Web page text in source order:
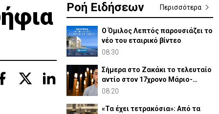
Ροή Ειδήσεων Περισσότερα
Ο Όμιλος Λεπτός παρουσιάζει το
νέο του εταιρικό βίντεο
08:30
Σήμερα στο Ζακάκι το τελευταίο
αντίο στον 17χρονο Μάριο-
Γαβριήλ
08:20
«Τα έχει τετρακόσια»: Από τα